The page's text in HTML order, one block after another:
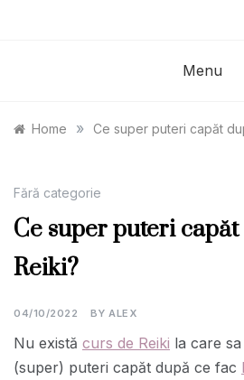
Menu
Home » Ce super puteri capăt
Fără categorie
Ce super puteri
Reiki?
04/10/2022 BY ALEX
Nu există curs de Reiki la care
(super) puteri capăt după ce fac